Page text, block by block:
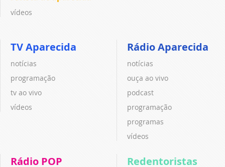
vídeos
TV Aparecida
notícias
programação
tv ao vivo
vídeos
Rádio Aparecida
notícias
ouça ao vivo
podcast
programação
programas
vídeos
Rádio POP Redentoristas